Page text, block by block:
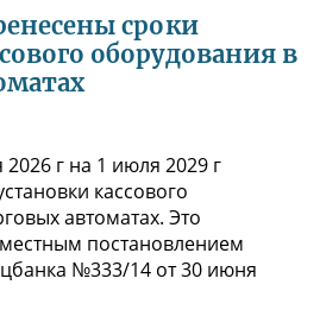
сроки
оборудования в
г на 1 июля 2029 г
кассового
автоматах. Это
постановлением
№333/14 от 30 июня